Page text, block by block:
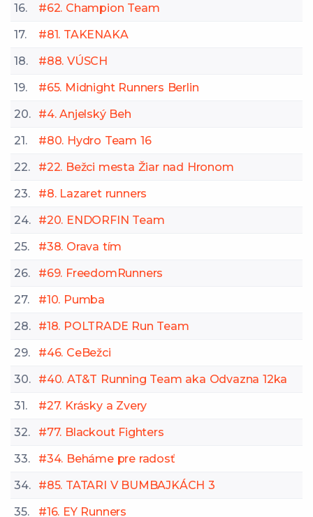
16.
#62. Champion Team
17.
#81. TAKENAKA
18.
#88. VÚSCH
19.
#65. Midnight Runners Berlin
20.
#4. Anjelský Beh
21.
#80. Hydro Team 16
22.
#22. Bežci mesta Žiar nad Hronom
23.
#8. Lazaret runners
24.
#20. ENDORFIN Team
25.
#38. Orava tím
26.
#69. FreedomRunners
27.
#10. Pumba
28.
#18. POLTRADE Run Team
29.
#46. CeBežci
30.
#40. AT&T Running Team aka Odvazna 12ka
31.
#27. Krásky a Zvery
32.
#77. Blackout Fighters
33.
#34. Beháme pre radosť
34.
#85. TATARI V BUMBAJKÁCH 3
35.
#16. EY Runners